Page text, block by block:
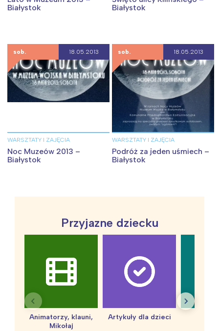
Białystok
Białystok
sob. 18.05.2013
WARSZTATY I ZAJĘCIA
Noc Muzeów 2013 –
Białystok
sob. 18.05.2013
WARSZTATY I ZAJĘCIA
Podróż za jeden uśmiech –
Białystok
Przyjazne dziecku
Animatorzy, klauni,
Mikołaj
Artykuły dla dzieci